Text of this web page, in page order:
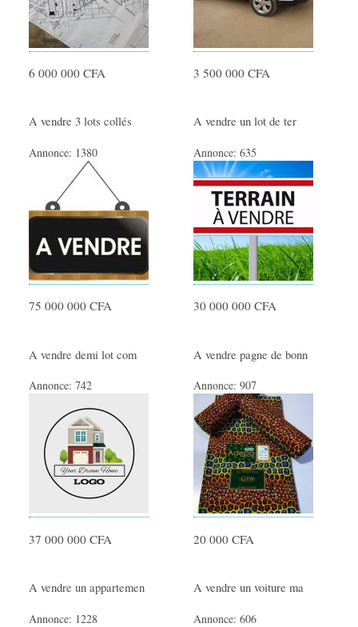
6 000 000 CFA 3 500 000 CFA
A vendre 3 lots collés
Annonce: 1380
75 000 000 CFA
A vendre un lot de ter
Annonce:635
30 000 000 CFA
A vendre demi lot com
Annonce: 742
37 000 000 CFA
A vendre pagne de bonn
Annonce:907
20 000 CFA
A vendre un appartemen
Annonce: 1228
A vendre un voiture ma
Annonce:606